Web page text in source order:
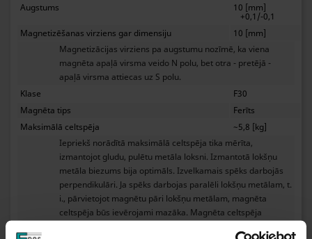
Augstums
10 [mm]
+0,1/-0,1
Magnetizēšanas virziens gar dimensiju
10 [mm]
Magnetizācijas virziens pa augstumu nozīmē, ka viena
magnēta apaļā virsma veido N polu, bet otra - pretējā -
apaļā virsma attiecas uz S polu.
Klase
F30
Magnēta tips
Ferīts
Maksimālā celtspēja
~5,8 [kg]
Iepriekš norādītā maksimālā celtspēja tika mērīta,
izmantojot gludu, pulētu metāla loksni. Izmantotā lokšņu
metāla biezums bija optimāls. Izvelkamais spēks darbojās
perpendikulāri. Ja spēks darbojas paralēli lokšņu metālam, t.
i., pārvietojot magnētu pāri lokšņu metālam, magnēta
celtspēja būs ievērojami mazāka. Magnēta celtspēja